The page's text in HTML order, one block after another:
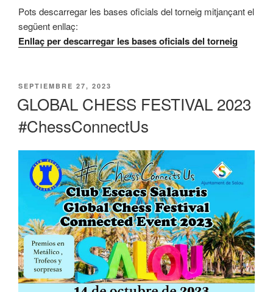
Pots descarregar les bases oficials del torneig mitjançant el
següent enllaç:
Enllaç per descarregar les bases oficials del torneig
PUBLICADO
SEPTIEMBRE 27, 2023
GLOBAL CHESS FESTIVAL 2023
#ChessConnectUs